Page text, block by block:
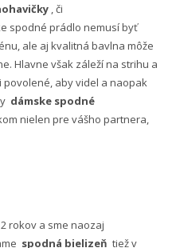
, či
spodné prádlo nemusí byť
ale aj kvalitná bavlna môže
Hlavne však záleží na strihu a
aby videl a naopak
dámske spodné
nielen pre vášho partnera,
rokov a sme naozaj
spodná bielizeň tiež v